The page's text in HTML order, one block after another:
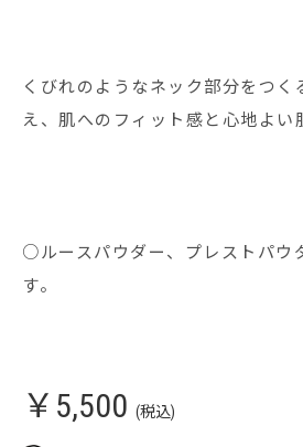
くびれのようなネック部分をつく
え、肌へのフィット感と心地よい
○ルースパウダー、プレストパウ
す。
￥5,500 (税込)